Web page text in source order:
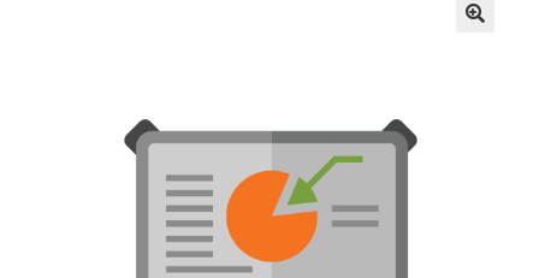
Компанийн удирдлагын бичиг баримт